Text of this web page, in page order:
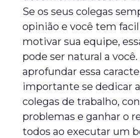
Se os seus colegas
opinião e você tem
motivar sua equipe,
pode ser natural a você.
aprofundar essa
importante se dedicar
colegas de trabalho,
problemas e ganhar o
todos ao executar um